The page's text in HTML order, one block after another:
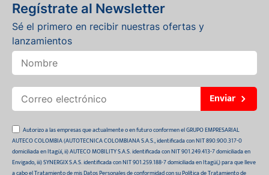
Regístrate al Newsletter
Sé el primero en recibir nuestras ofertas y
lanzamientos
Enviar
Autorizo a las empresas que actualmente o en futuro conformen el GRUPO EMPRESARIAL
AUTECO COLOMBIA (AUTOTECNICA COLOMBIANA S.A.S., identificada con NIT 890.900.317-0
domiciliada en Itagüí, ii) AUTECO MOBILITY S.A.S. identificada con NIT 901.249.413-7 domiciliada en
Envigado, iii) SYNERGIX S.A.S. identificada con NIT 901.259.188-7 domiciliada en Itagüí,) para que lleve